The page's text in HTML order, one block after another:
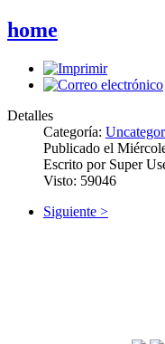
home
Detalles
Categoría:
Publicado el
Escrito por Super
Visto: 59046
Siguiente >